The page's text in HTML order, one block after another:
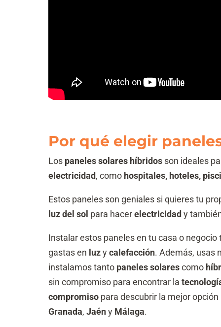
Por qué elegir
Los paneles solares híbridos son ideales
electricidad, como hospitales, hoteles,
Estos paneles son geniales si quieres tu
luz del sol para hacerelectricidady
Instalar estos paneles en tu casa o
gastas en luzycalefacción. Además, usas
instalamos tanto paneles solarescomo
sin compromiso para encontrar la
compromiso para descubrir la mejor
Granada, Jaény Málaga.